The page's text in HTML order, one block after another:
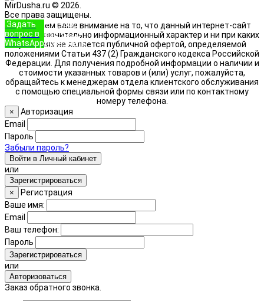
MirDusha.ru © 2026.
Все права защищены.
Обращаем ваше внимание на то, что данный интернет-сайт
носит исключительно информационный характер и ни при каких
условиях не является публичной офертой, определяемой
положениями Статьи 437 (2) Гражданского кодекса Российской
Федерации. Для получения подробной информации о наличии и
стоимости указанных товаров и (или) услуг, пожалуйста,
обращайтесь к менеджерам отдела клиентского обслуживания
с помощью специальной формы связи или по контактному
номеру телефона.
Задать
вопрос в
WhatsApp
+7 (933)
888-8322
Позвонить
×
Авторизация
Email
Пароль
Забыли пароль?
Войти в Личный кабинет
или
Зарегистрироваться
×
Регистрация
Ваше имя:
Email
Ваш телефон:
Пароль
Зарегистрироваться
или
Авторизоваться
Заказ обратного звонка.